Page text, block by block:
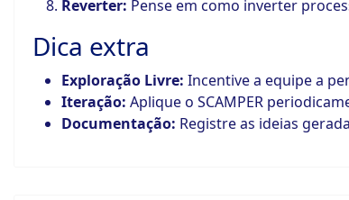
Reverter: Pense em como inverter
Dica extra
Exploração Livre: Incentive a equipe a
Iteração: Aplique o SCAMPER
Documentação: Registre as ideias